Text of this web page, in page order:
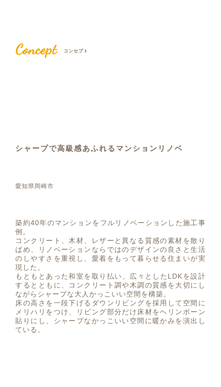
Concept コンセプト
シャープで高級感あふれるマンションリノベ
愛知県岡崎市
築約40年のマンションをフルリノベーションした施工事
例。
コンクリート、木材、レザーと異なる質感の素材を散り
ばめ、リノベーションならではのデザインの良さと生活
のしやすさを重視し、愛着をもって暮らせる住まいが実
現した。
もともとあった和室を取り払い、広々としたLDKを設計
するとともに、コンクリート調や木調の質感を大切にし
ながらシャープな大人かっこいい空間を構築。
床の高さを一段下げるダウンリビングを採用して空間に
メリハリをつけ、リビング部分だけ床材をヘリンボーン
貼りにし、シャープなかっこいい空間に暖かみを演出し
ている。